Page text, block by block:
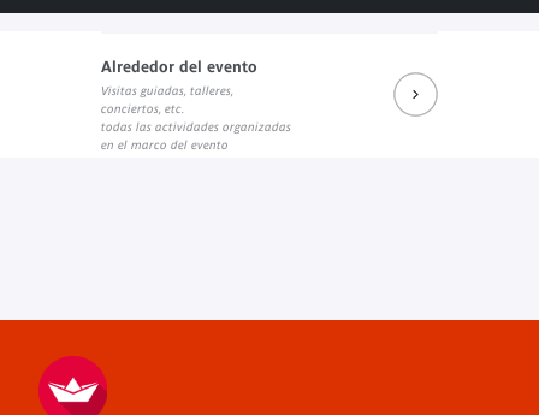
Prochains rendez-vous du salon de lecture JK
Enlace externo
Réécouter les dernières rencontres
Enlace externo
Prochains événements sur
Enlace externo
Alrededor del evento
Visitas guiadas, talleres,
conciertos, etc.
todas las actividades organizadas
en el marco del evento